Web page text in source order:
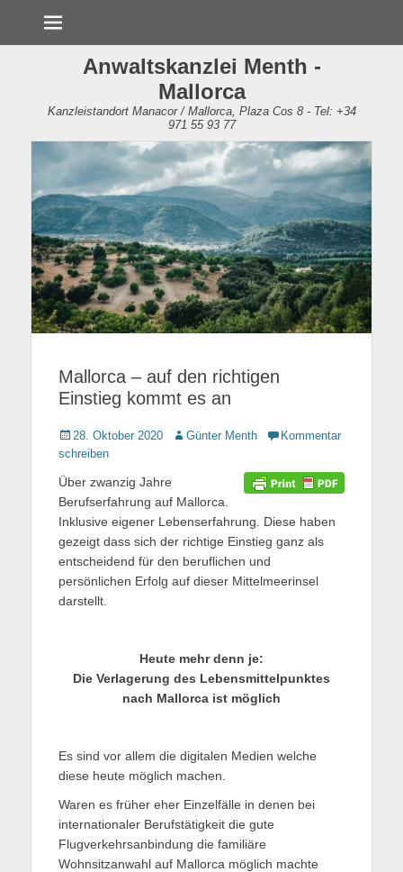
Anwaltskanzlei Menth -
Mallorca
Kanzleistandort Manacor / Mallorca, Plaza Cos 8 - Tel: +34
971 55 93 77
Mallorca – auf den richtigen
Einstieg kommt es an
Gepostet
am
28. Oktober 2020 AutorGünter Menth
Kommentar
schreiben
Über zwanzig Jahre
Berufserfahrung auf Mallorca.
Inklusive eigener Lebenserfahrung. Diese haben
gezeigt dass sich der richtige Einstieg ganz als
entscheidend für den beruflichen und
persönlichen Erfolg auf dieser Mittelmeerinsel
darstellt.
Heute mehr denn je:
Die Verlagerung des Lebensmittelpunktes
nach Mallorca ist möglich
Es sind vor allem die digitalen Medien welche
diese heute möglich machen.
Waren es früher eher Einzelfälle in denen bei
internationaler Berufstätigkeit die gute
Flugverkehrsanbindung die familiäre
Wohnsitzanwahl auf Mallorca möglich machte